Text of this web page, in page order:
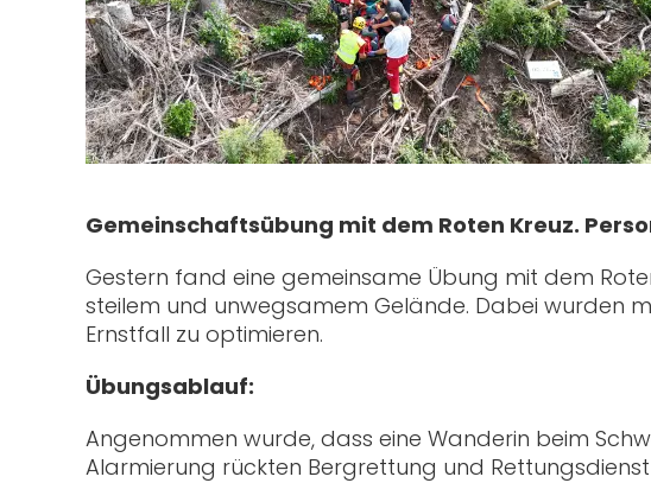
Gemeinschaftsübung mit dem Roten Kreuz.
Gestern fand eine gemeinsame Übung mit dem
steilem und unwegsamem Gelände. Dabei wurden
Ernstfall zu optimieren.
Übungsablauf:
Angenommen wurde, dass eine Wanderin beim
Alarmierung rückten Bergrettung und